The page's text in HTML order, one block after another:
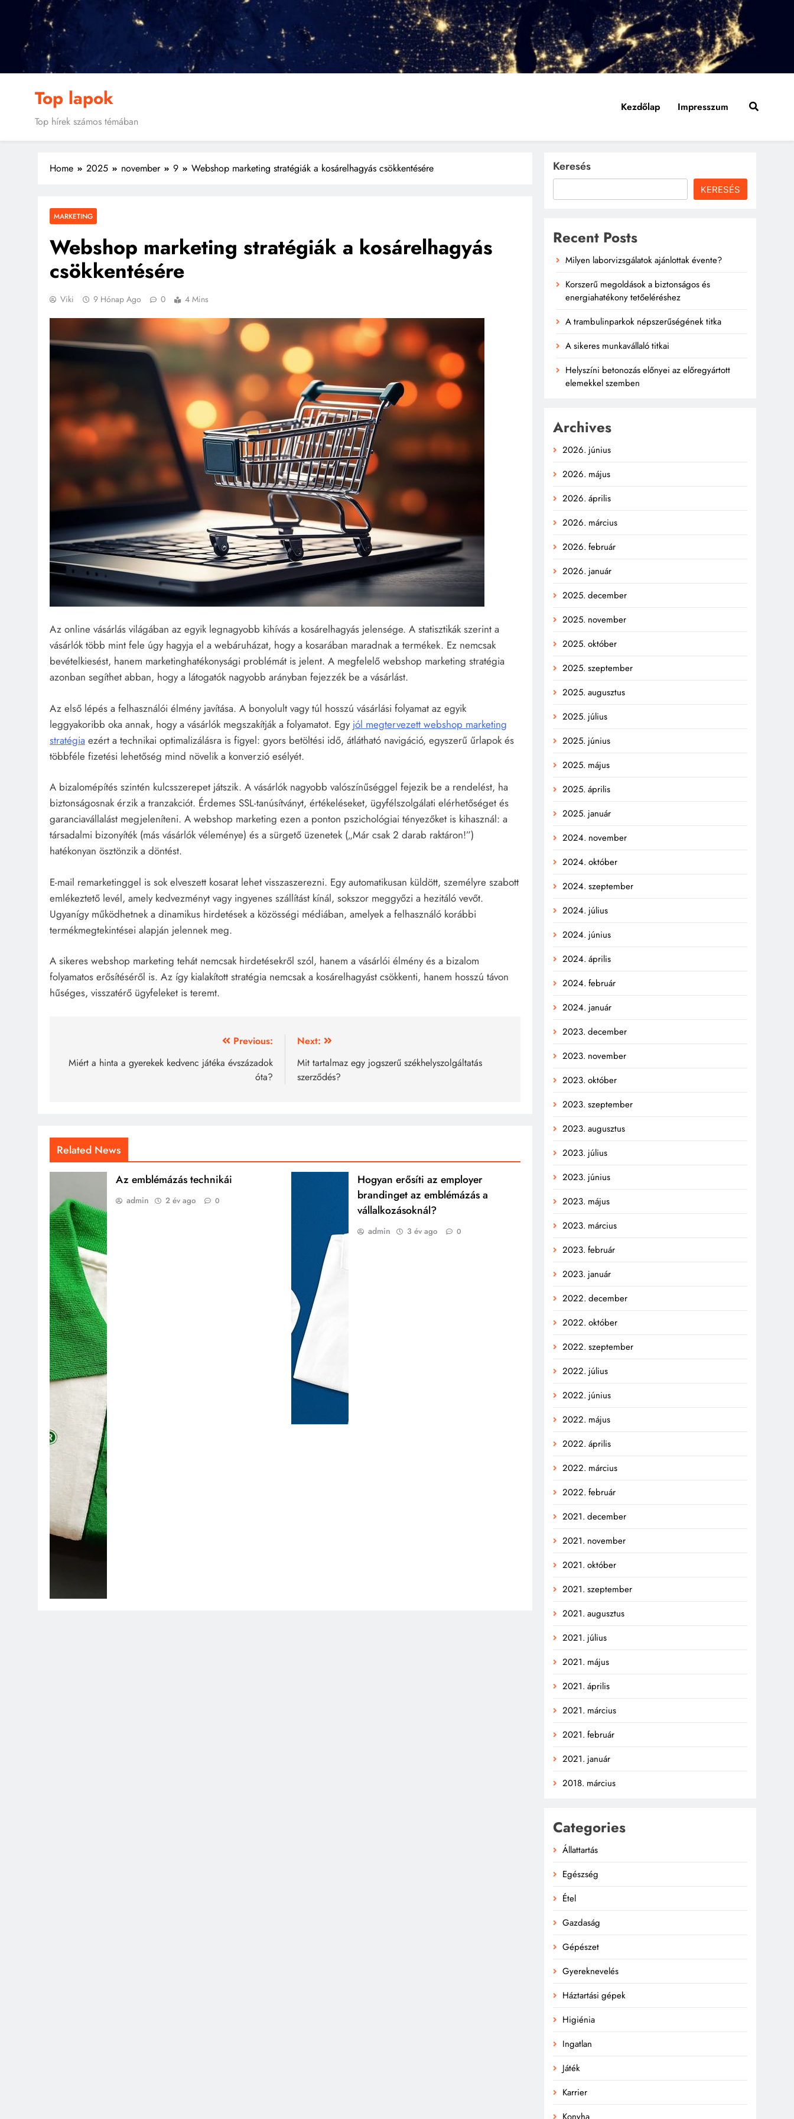
Top lapok
Top hírek számos témában
Kezdőlap Impresszum
Home 2025 november 9 Webshop marketing stratégiák a kosárelhagyás csökkentésére
MARKETING
Webshop marketing stratégiák a kosárelhagyás
csökkentésére
Viki 9 Hónap Ago 0 4 Mins
Az online vásárlás világában az egyik legnagyobb kihívás a kosárelhagyás jelensége. A statisztikák szerint a
vásárlók több mint fele úgy hagyja el a webáruházat, hogy a kosarában maradnak a termékek. Ez nemcsak
bevételkiesést, hanem marketinghatékonysági problémát is jelent. A megfelelő webshop marketing stratégia
azonban segíthet abban, hogy a látogatók nagyobb arányban fejezzék be a vásárlást.
Az első lépés a felhasználói élmény javítása. A bonyolult vagy túl hosszú vásárlási folyamat az egyik
leggyakoribb oka annak, hogy a vásárlók megszakítják a folyamatot. Egy jól megtervezett webshop marketing
stratégia ezért a technikai optimalizálásra is figyel: gyors betöltési idő, átlátható navigáció, egyszerű űrlapok és
többféle fizetési lehetőség mind növelik a konverzió esélyét.
A bizalomépítés szintén kulcsszerepet játszik. A vásárlók nagyobb valószínűséggel fejezik be a rendelést, ha
biztonságosnak érzik a tranzakciót. Érdemes SSL-tanúsítványt, értékeléseket, ügyfélszolgálati elérhetőséget és
garanciavállalást megjeleníteni. A webshop marketing ezen a ponton pszichológiai tényezőket is kihasznál: a
társadalmi bizonyíték (más vásárlók véleménye) és a sürgető üzenetek („Már csak 2 darab raktáron!”)
hatékonyan ösztönzik a döntést.
E-mail remarketinggel is sok elveszett kosarat lehet visszaszerezni. Egy automatikusan küldött, személyre szabott
emlékeztető levél, amely kedvezményt vagy ingyenes szállítást kínál, sokszor meggyőzi a hezitáló vevőt.
Ugyanígy működhetnek a dinamikus hirdetések a közösségi médiában, amelyek a felhasználó korábbi
termékmegtekintései alapján jelennek meg.
A sikeres webshop marketing tehát nemcsak hirdetésekről szól, hanem a vásárlói élmény és a bizalom
folyamatos erősítéséről is. Az így kialakított stratégia nemcsak a kosárelhagyást csökkenti, hanem hosszú távon
hűséges, visszatérő ügyfeleket is teremt.
navigáció
Previous:
Miért a hinta a gyerekek kedvenc játéka évszázadok
óta?
Next:
Mit tartalmaz egy jogszerű székhelyszolgáltatás
szerződés?
Related News
Az emblémázás technikái
admin 2 év ago 0
Hogyan erősíti az employer
brandinget az emblémázás a
vállalkozásoknál?
admin 3 év ago 0
Keresés
KERESÉS
Recent Posts
Milyen laborvizsgálatok ajánlottak évente?
Korszerű megoldások a biztonságos és
energiahatékony tetőeléréshez
A trambulinparkok népszerűségének titka
A sikeres munkavállaló titkai
Helyszíni betonozás előnyei az előregyártott
elemekkel szemben
Archives
2026. június
2026. május
2026. április
2026. március
2026. február
2026. január
2025. december
2025. november
2025. október
2025. szeptember
2025. augusztus
2025. július
2025. június
2025. május
2025. április
2025. január
2024. november
2024. október
2024. szeptember
2024. július
2024. június
2024. április
2024. február
2024. január
2023. december
2023. november
2023. október
2023. szeptember
2023. augusztus
2023. július
2023. június
2023. május
2023. március
2023. február
2023. január
2022. december
2022. október
2022. szeptember
2022. július
2022. június
2022. május
2022. április
2022. március
2022. február
2021. december
2021. november
2021. október
2021. szeptember
2021. augusztus
2021. július
2021. május
2021. április
2021. március
2021. február
2021. január
2018. március
Categories
Állattartás
Egészség
Étel
Gazdaság
Gépészet
Gyereknevelés
Háztartási gépek
Higiénia
Ingatlan
Játék
Karrier